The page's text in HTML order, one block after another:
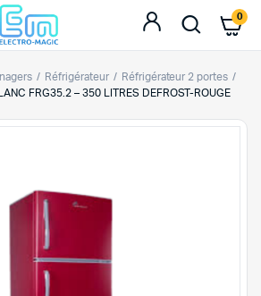
0
Réfrigérateur
Réfrigérateur 2 portes
FRG35.2 – 350 LITRES DEFROST-ROUGE